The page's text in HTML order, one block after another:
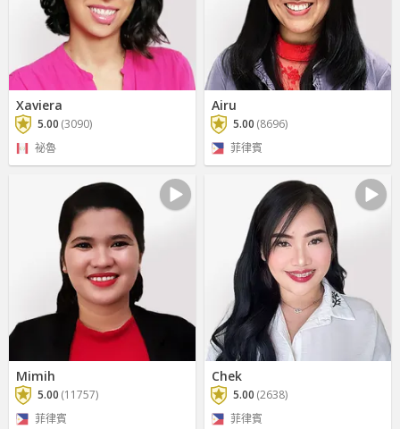
Xaviera
5.00 (3090)
祕魯
Airu
5.00 (8696)
菲律賓
Mimih
5.00 (11757)
菲律賓
Chek
5.00 (2638)
菲律賓